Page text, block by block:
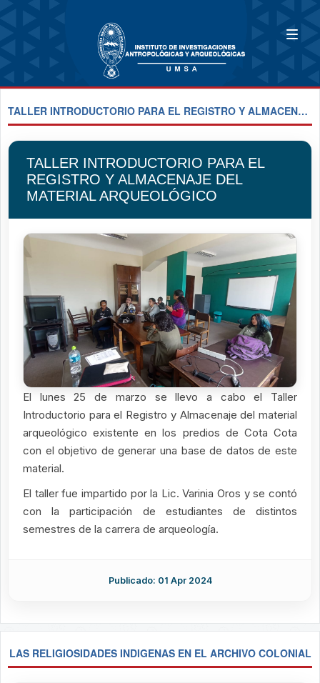
TALLER INTRODUCTORIO PARA EL REGISTRO Y ALMACENAJE DEL MATERIAL ARQUEOLÓGICO
TALLER INTRODUCTORIO PARA EL
REGISTRO Y ALMACENAJE DEL
MATERIAL ARQUEOLÓGICO
El lunes 25 de marzo se llevo a cabo el Taller
Introductorio para el Registro y Almacenaje del material
arqueológico existente en los predios de Cota Cota
con el objetivo de generar una base de datos de este
material.
El taller fue impartido por la Lic. Varinia Oros y se contó
con la participación de estudiantes de distintos
semestres de la carrera de arqueología.
Publicado: 01 Apr 2024
LAS RELIGIOSIDADES INDIGENAS EN EL ARCHIVO COLONIAL